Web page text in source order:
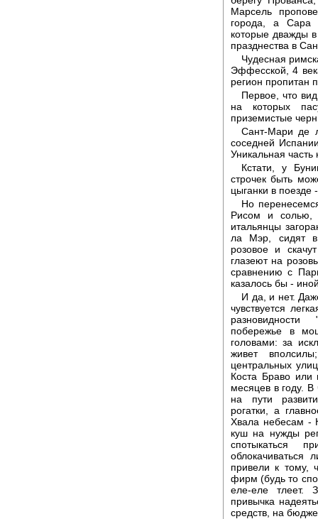
Марсель
города, а Сара
которые дважды
празднества в
Чудесная
Эффесской, 4
регион пропитан
Первое, что
на которых
приземистые
Сант-Мари де
соседней
Уникальная часть
Кстати, у
строчек быть
цыганки в поезде
Но
Рисом и солью,
итальянцы
ла Мэр, сидят в
розовое и
глазеют на
сравнению с
казалось бы -
И да, и нет.
чувствуется
побережье в
головами: за
живет
центральных
Коста Браво
месяцев в году.
на пути
рогатки, а
Хвала небесам -
куш на нужды
спотыкаться
облокачиваться
привели к тому,
фирм (будь то
еле-еле тлеет.
привычка
средств, на